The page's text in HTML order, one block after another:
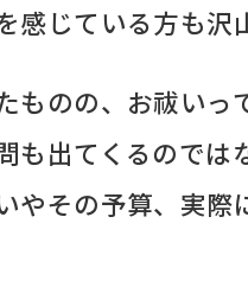
感じている方も沢
ものの、お祓いっ
も出てくるのでは
やその予算、実際